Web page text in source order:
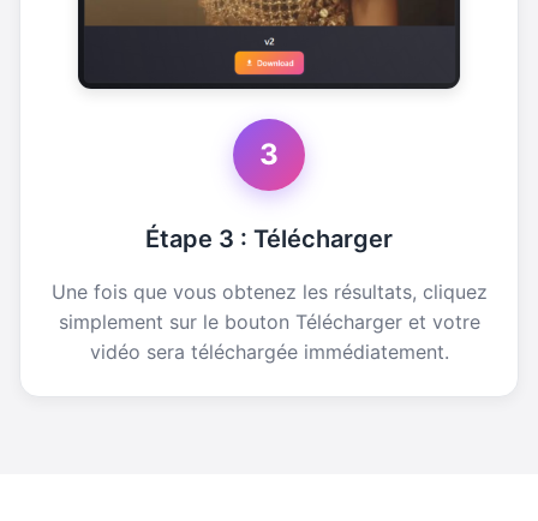
3
Étape 3 : Télécharger
Une fois que vous obtenez les résultats, cliquez
simplement sur le bouton Télécharger et votre
vidéo sera téléchargée immédiatement.